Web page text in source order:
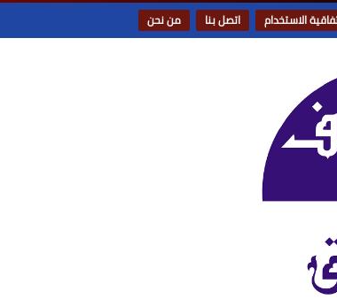
الاستخدام اتصل بنا من نحن